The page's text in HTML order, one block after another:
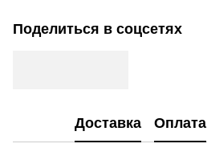
Поделиться в соцсетях
Доставка Оплата